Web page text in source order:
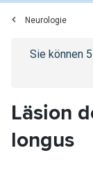
Neurologie
Go to/
Sie können 5
Läsion
longus